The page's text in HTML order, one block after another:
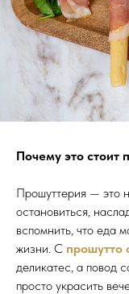
Почему это стоит
Прошуттерия — это
остановиться,
вспомнить, что еда
жизни. С прошутто
деликатес, а повод
просто украсить